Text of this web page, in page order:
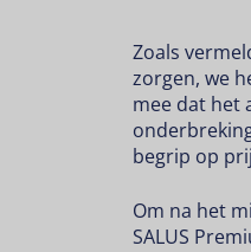
Zoals
zorgen, we
mee dat het
begrip op
Om na het
SALUS